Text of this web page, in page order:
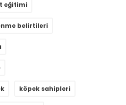
eğitimi
belirtileri
köpek sahipleri